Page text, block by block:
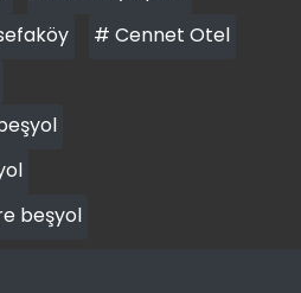
# Cennet Otel
beşyol